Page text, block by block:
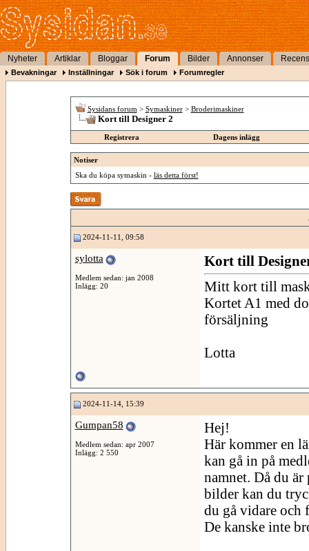
Nyheter Artiklar Bloggar Forum Bilder Annonser
Bevakningar Inställningar Sök i forum Forumregler
Sysidans forum > Symaskiner > Broderimaskiner
Kort till Designer 2
Registrera Dagens inlägg
Notiser
Ska du köpa symaskin - läs detta först!
2024-11-11, 09:58
sylotta
Medlem sedan: jan 2008
Inlägg: 20
Kort till
Mitt kort till
Kortet A1 med
försäljning
Lotta
2024-11-14, 15:39
Gumpan58
Medlem sedan: apr 2007
Inlägg: 2 550
Hej!
Här kommer en
kan gå in på
namnet. Då du
bilder kan du
du gå vidare och
De kanske inte